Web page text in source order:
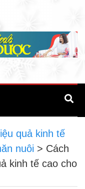
quả kinh tế
nuôi > Cách
kinh tế cao cho